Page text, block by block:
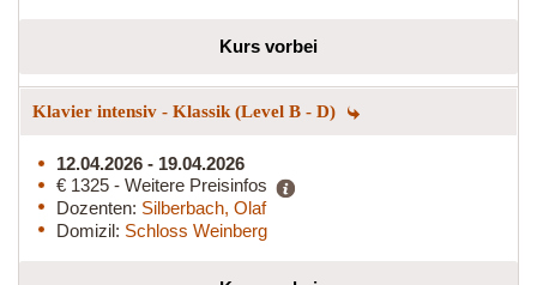
Kurs vorbei
Klavier intensiv - Klassik (Level B - D)
12.04.2026 - 19.04.2026
€ 1325 - Weitere Preisinfos
Dozenten: Silberbach, Olaf
Domizil: Schloss Weinberg